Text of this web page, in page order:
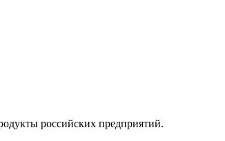
российских предприятий.